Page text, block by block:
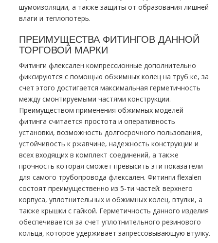
шумоизоляции, а также защиты от образования лишней
влаги и теплопотерь.
ПРЕИМУЩЕСТВА ФИТИНГОВ ДАННОЙ
ТОРГОВОЙ МАРКИ
Фитинги флексален компрессионные дополнительно
фиксируются с помощью обжимных колец на тpуб ке, за
счет этого достигается максимальная герметичность
между смонтируемыми частями конструкции.
Преимуществом применения обжимных моделей
фитинга считается простота и оперативность
установки, возможность долгосрочного пользования,
устойчивость к ржавчине, надежность конструкции и
всех входящих в комплект соединений, а также
прочность которая сможет превысить эти показатели
для самого тpубопровода флексален. Фитинги flехalеn
состоят преимущественно из 5-ти частей: верхнего
корпуса, уплотнительных и обжимных колец, втулки, а
также крышки с гайкой. Герметичность данного изделия
обеспечивается за счет уплотнительного резинового
кольца, которое удерживает запрессовывающую втулку.